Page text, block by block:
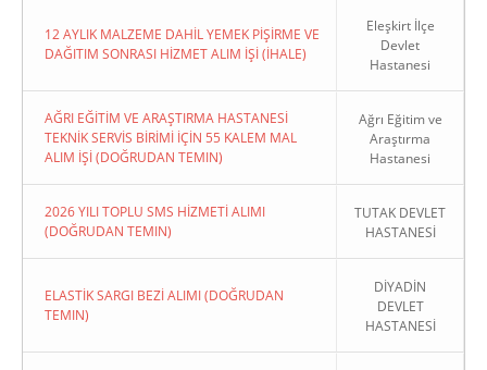
12 AYLIK MALZEME DAHİL YEMEK PİŞİRME VE
DAĞITIM SONRASI HİZMET ALIM İŞİ (İHALE)
Eleşkirt İlçe
Devlet
Hastanesi
AĞRI EĞİTİM VE ARAŞTIRMA HASTANESİ
TEKNİK SERVİS BİRİMİ İÇİN 55 KALEM MAL
ALIM İŞİ (DOĞRUDAN TEMIN)
Ağrı Eğitim ve
Araştırma
Hastanesi
2026 YILI TOPLU SMS HİZMETİ ALIMI
(DOĞRUDAN TEMIN)
TUTAK DEVLET
HASTANESİ
ELASTİK SARGI BEZİ ALIMI (DOĞRUDAN
TEMIN)
DİYADİN
DEVLET
HASTANESİ